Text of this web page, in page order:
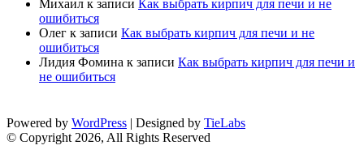
Михаил к записи Как выбрать кирпич для печи и не
ошибиться
Олег к записи Как выбрать кирпич для печи и не
ошибиться
Лидия Фомина к записи Как выбрать кирпич для печи и
не ошибиться
Powered by WordPress | Designed by TieLabs
© Copyright 2026, All Rights Reserved